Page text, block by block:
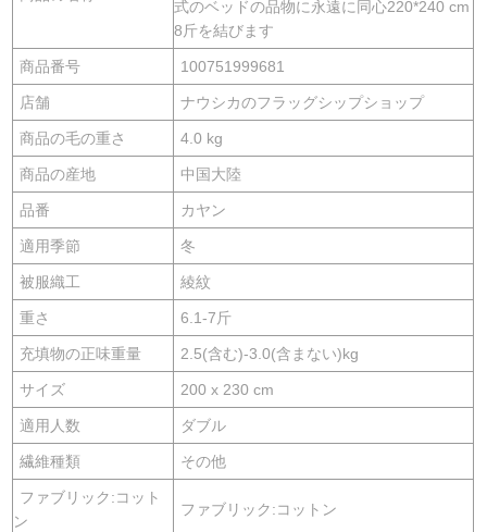
式のベッドの品物に永遠に同心220*240 cm
8斤を結びます
商品番号 100751999681
店舗 ナウシカのフラッグシップショップ
商品の毛の重さ 4.0 kg
商品の産地 中国大陸
品番 カヤン
適用季節 冬
被服織工 綾紋
重さ 6.1-7斤
充填物の正味重量 2.5(含む)-3.0(含まない)kg
サイズ 200 x 230 cm
適用人数 ダブル
繊維種類 その他
ファブリック:コット
ン
ファブリック:コットン